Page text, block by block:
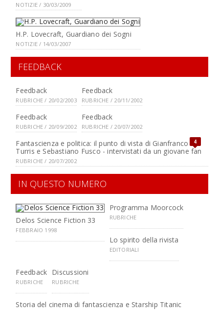
NOTIZIE / 30/03/2009
H.P. Lovecraft, Guardiano dei Sogni
NOTIZIE / 14/03/2007
FEEDBACK
Feedback
RUBRICHE / 20/02/2003
Feedback
RUBRICHE / 20/11/2002
Feedback
RUBRICHE / 20/09/2002
Feedback
RUBRICHE / 20/07/2002
4
Fantascienza e politica: il punto di vista di Gianfranco de
Turris e Sebastiano Fusco - intervistati da un giovane fan
RUBRICHE / 20/07/2002
IN QUESTO NUMERO
Delos Science Fiction 33
FEBBRAIO 1998
Programma Moorcock
RUBRICHE
Lo spirito della rivista
EDITORIALI
Feedback
RUBRICHE
Discussioni
RUBRICHE
Storia del cinema di fantascienza e Starship Titanic